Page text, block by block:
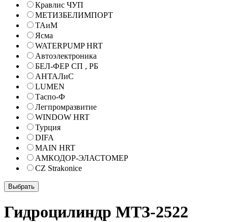
Кравлис ЧУП
МЕТИЗБЕЛИМПОРТ
ТАиМ
Ясма
WATERPUMP HRT
Автоэлектроника
БЕЛ-ФЕР СП , РБ
АНТАЛиС
LUMEN
Таспо-Ф
Легпромразвитие
WINDOW HRT
Турция
DIFA
MAIN HRT
АМКОДОР-ЭЛАСТОМЕР
CZ Strakonice
Гидроцилиндр МТЗ-2522